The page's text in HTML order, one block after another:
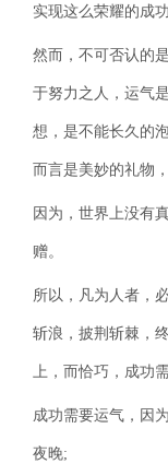
实现这么荣耀的成
然而，不可否认的
于努力之人，运气
想，是不能长久的
而言是美妙的礼物
因为，世界上没有
赠。
所以，凡为人者，
斩浪，披荆斩棘，
上，而恰巧，成功
成功需要运气，因
夜晚;